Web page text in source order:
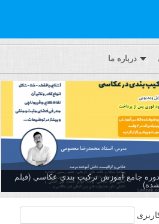
درباره ما
دوره جامع آموزش تركيب بندي عكاسي (فیلم